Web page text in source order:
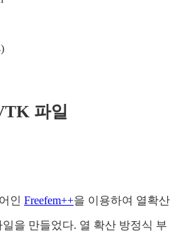
파일
인 Freefem++을 이용하여 열확산
을 만들었다. 열 확산 방정식 부